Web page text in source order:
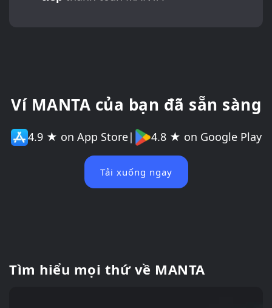
Ví MANTA của bạn đã sẵn sàng
4.9 ★ on App Store| 4.8 ★ on Google Play
Tải xuống ngay
Tìm hiểu mọi thứ về MANTA